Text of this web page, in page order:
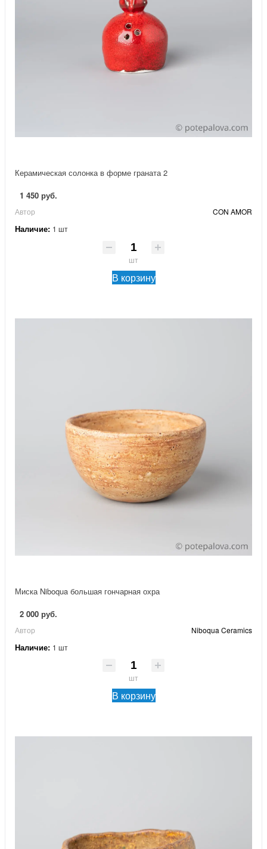
Керамическая солонка в форме граната 2
1 450 руб.
Автор CON AMOR
Наличие: 1 шт
шт
В корзину
Миска Niboqua большая гончарная охра
2 000 руб.
Автор Niboqua Ceramics
Наличие: 1 шт
шт
В корзину